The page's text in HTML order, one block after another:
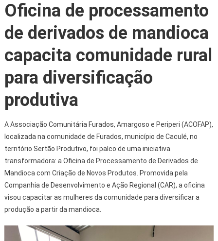
Oficina de processamento
de derivados de mandioca
capacita comunidade rural
para diversificação
produtiva
A Associação Comunitária Furados, Amargoso e Periperi (ACOFAP),
localizada na comunidade de Furados, município de Caculé, no
território Sertão Produtivo, foi palco de uma iniciativa
transformadora: a Oficina de Processamento de Derivados de
Mandioca com Criação de Novos Produtos. Promovida pela
Companhia de Desenvolvimento e Ação Regional (CAR), a oficina
visou capacitar as mulheres da comunidade para diversificar a
produção a partir da mandioca.